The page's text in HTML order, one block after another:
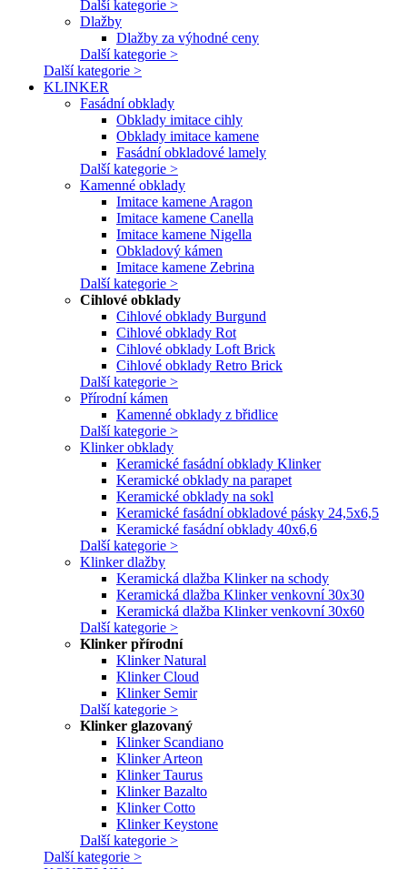
Další kategorie >
Dlažby
Dlažby za výhodné ceny
Další kategorie >
Další kategorie >
KLINKER
Fasádní obklady
Obklady imitace cihly
Obklady imitace kamene
Fasádní obkladové lamely
Další kategorie >
Kamenné obklady
Imitace kamene Aragon
Imitace kamene Canella
Imitace kamene Nigella
Obkladový kámen
Imitace kamene Zebrina
Další kategorie >
Cihlové obklady
Cihlové obklady Burgund
Cihlové obklady Rot
Cihlové obklady Loft Brick
Cihlové obklady Retro Brick
Další kategorie >
Přírodní kámen
Kamenné obklady z břidlice
Další kategorie >
Klinker obklady
Keramické fasádní obklady Klinker
Keramické obklady na parapet
Keramické obklady na sokl
Keramické fasádní obkladové pásky 24,5x6,5
Keramické fasádní obklady 40x6,6
Další kategorie >
Klinker dlažby
Keramická dlažba Klinker na schody
Keramická dlažba Klinker venkovní 30x30
Keramická dlažba Klinker venkovní 30x60
Další kategorie >
Klinker přírodní
Klinker Natural
Klinker Cloud
Klinker Semir
Další kategorie >
Klinker glazovaný
Klinker Scandiano
Klinker Arteon
Klinker Taurus
Klinker Bazalto
Klinker Cotto
Klinker Keystone
Další kategorie >
Další kategorie >